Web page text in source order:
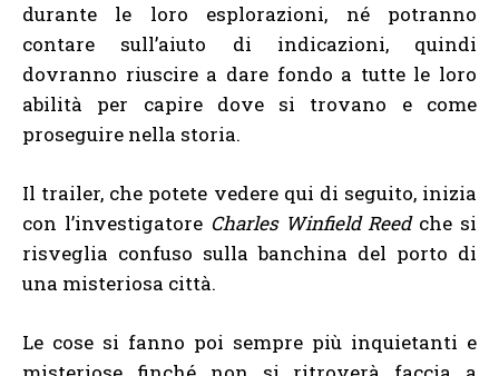
durante le loro esplorazioni, né potranno
contare sull’aiuto di indicazioni, quindi
dovranno riuscire a dare fondo a tutte le loro
abilità per capire dove si trovano e come
proseguire nella storia.
Il trailer, che potete vedere qui di seguito, inizia
con l’investigatore Charles Winfield Reedche si
risveglia confuso sulla banchina del porto di
una misteriosa città.
Le cose si fanno poi sempre più inquietanti e